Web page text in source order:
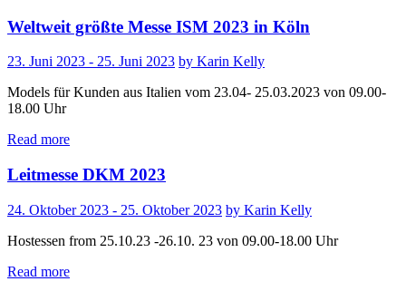
Weltweit größte Messe ISM 2023 in Köln
23. Juni 2023 - 25. Juni 2023 by Karin Kelly
Models für Kunden aus Italien vom 23.04- 25.03.2023 von 09.00-
18.00 Uhr
Read more
Leitmesse DKM 2023
24. Oktober 2023 - 25. Oktober 2023 by Karin Kelly
Hostessen from 25.10.23 -26.10. 23 von 09.00-18.00 Uhr
Read more